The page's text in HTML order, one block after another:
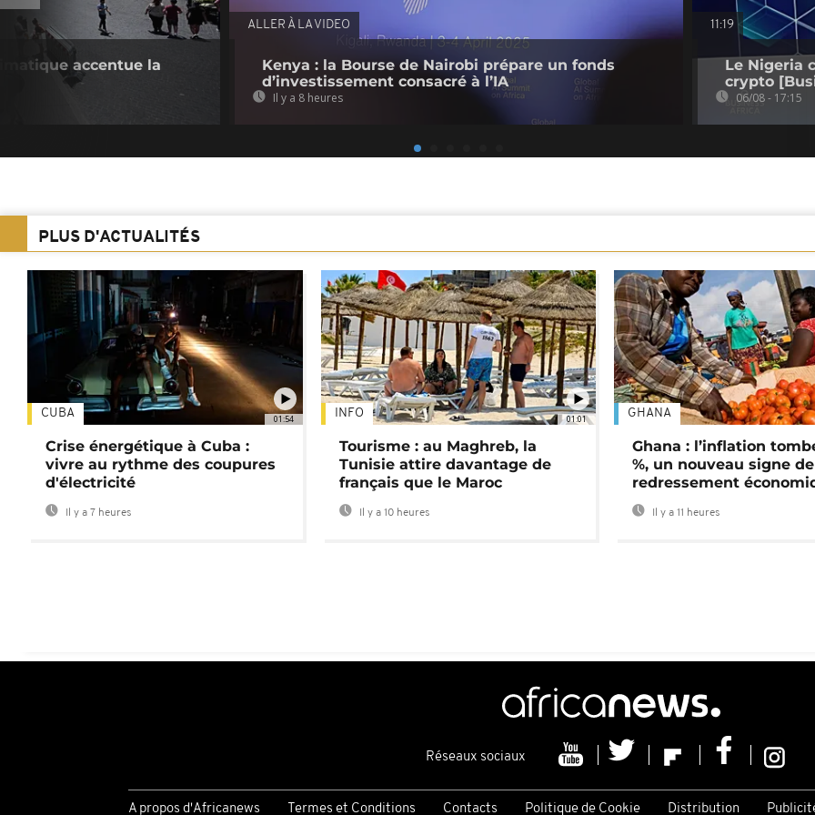
accentue la
ALLER À LA VIDEO
Kenya : la Bourse de Nairobi prépare un fonds
d’investissement consacré à l’IA
Il y a 8 heures
11:19
Le Nigeria
crypto
06/08 - 17:15
PLUS D'ACTUALITÉS
01:54
CUBA
Crise énergétique à Cuba :
vivre au rythme des coupures
d'électricité
Il y a 7 heures
01:01
INFO
Tourisme : au Maghreb, la
Tunisie attire davantage de
français que le Maroc
Il y a 10 heures
GHANA
Ghana : l’inflation
%, un nouveau signe de
redressement
Il y a 11 heures
Réseaux sociaux
A propos d'Africanews Termes et Conditions Contacts Politique de Cookie Distribution